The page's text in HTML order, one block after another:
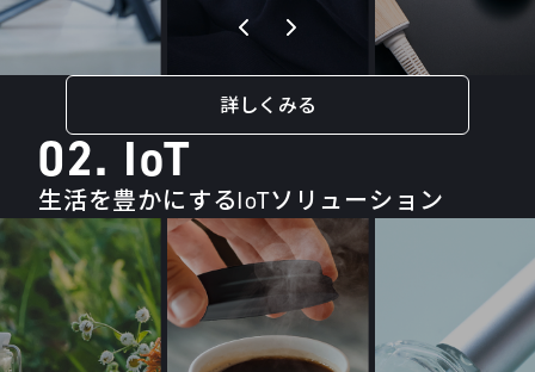
詳しくみる
02. IoT
生活を豊かにするIoTソリューション